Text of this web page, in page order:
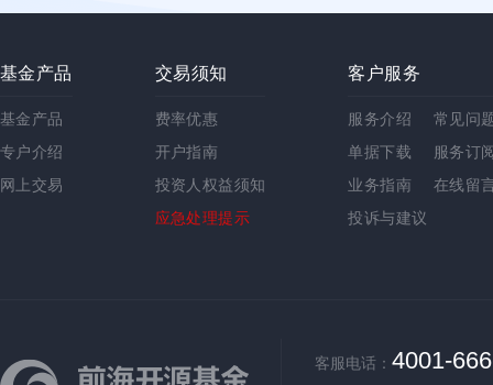
基金产品
基金产品
专户介绍
网上交易
交易须知
费率优惠
开户指南
投资人权益须知
应急处理提示
客户服务
服务介绍
常见问
单据下载
服务订
业务指南
在线留
投诉与建议
客服电话： 4001-